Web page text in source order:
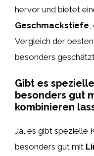
hervor und bietet
Geschmackstiefe
Vergleich der
besonders
Gibt es
besonders gut
kombinieren
Ja, es gibt spezielle
besonders gut mit